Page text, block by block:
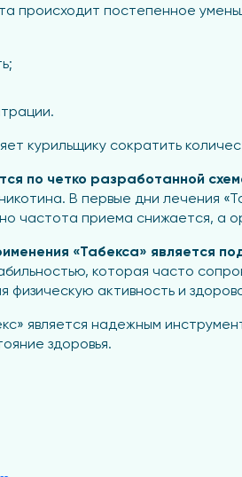
происходит постепенное
курильщику сократить
по четко разработанной
никотина. В первые дни лечения
частота приема снижается, а
«Табекса» является
которая часто
физическую активность и
является надежным
здоровья.